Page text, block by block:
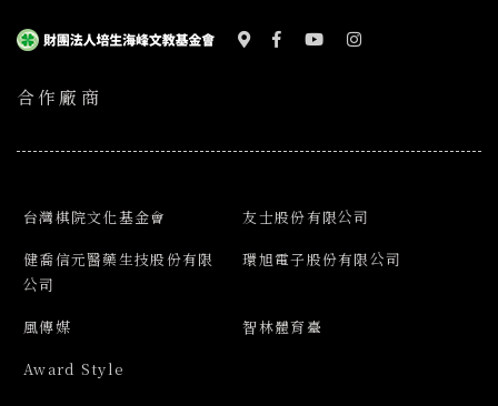
合作廠商
台灣棋院文化基金會
友士股份有限公司
健喬信元醫藥生技股份有限
公司
環旭電子股份有限公司
風傳媒
智林體育臺
Award Style